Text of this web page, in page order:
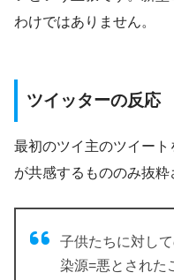
わけではありません。
ツイッターの反応
最初のツイ主のツイー
が共感するもののみ抜粋
子供たちに対し
染源=悪とされた